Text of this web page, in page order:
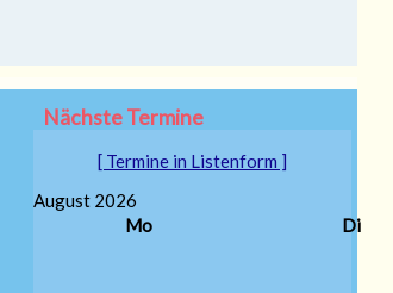
Nächste Termine
[ Termine in Listenform ]
August 2026
Mo
Di